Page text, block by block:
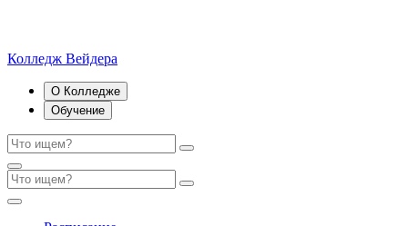
Колледж Вейдера
О Колледже
Обучение